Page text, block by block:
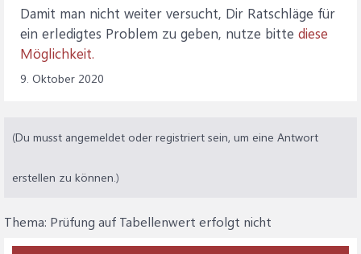
Damit man nicht weiter versucht, Dir Ratschläge für
ein erledigtes Problem zu geben, nutze bitte diese
Möglichkeit.
9. Oktober 2020
(Du musst angemeldet oder registriert sein, um eine Antwort
erstellen zu können.)
Thema: Prüfung auf Tabellenwert erfolgt nicht